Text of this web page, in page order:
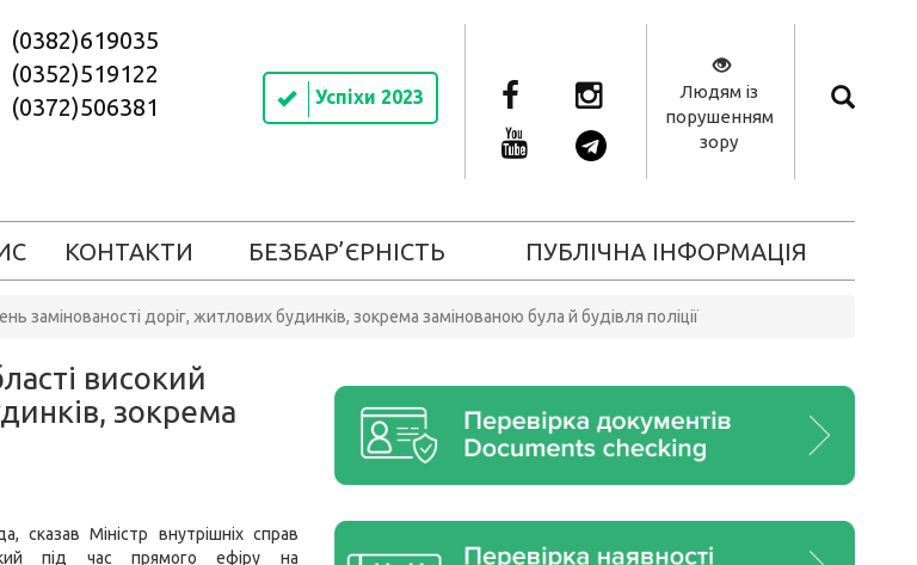
(0382)619035
(0352)519122
(0372)506381
Успіхи 2023
Людям із
порушенням
зору
КОНТАКТИ БЕЗБАР’ЄРНІСТЬ ПУБЛІЧНА ІНФОРМАЦІЯ
замінованості доріг, житлових будинків, зокрема замінованою була й будівля поліції
високий
зокрема
сказав Міністр внутрішніх справ
під час прямого ефіру на